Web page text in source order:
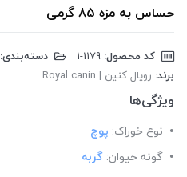
حساس به مزه 85 گرمی
کد محصول: دسته‌بندی:
برند: رویال کنین | Royal canin
ویژگی‌ها
نوع خوراک: پوچ
گونه حیوان: گربه